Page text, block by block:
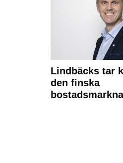
Lindbäcks tar
den finska